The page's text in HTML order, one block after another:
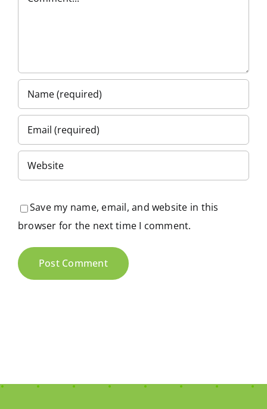
Save my name, email, and website in this
browser for the next time I comment.